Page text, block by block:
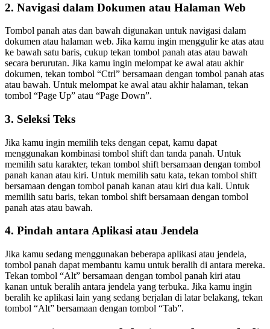
2. Navigasi dalam Dokumen atau Halaman Web
Tombol panah atas dan bawah digunakan untuk navigasi dalam
dokumen atau halaman web. Jika kamu ingin menggulir ke atas atau
ke bawah satu baris, cukup tekan tombol panah atas atau bawah
secara berurutan. Jika kamu ingin melompat ke awal atau akhir
dokumen, tekan tombol “Ctrl” bersamaan dengan tombol panah atas
atau bawah. Untuk melompat ke awal atau akhir halaman, tekan
tombol “Page Up” atau “Page Down”.
3. Seleksi Teks
Jika kamu ingin memilih teks dengan cepat, kamu dapat
menggunakan kombinasi tombol shift dan tanda panah. Untuk
memilih satu karakter, tekan tombol shift bersamaan dengan tombol
panah kanan atau kiri. Untuk memilih satu kata, tekan tombol shift
bersamaan dengan tombol panah kanan atau kiri dua kali. Untuk
memilih satu baris, tekan tombol shift bersamaan dengan tombol
panah atas atau bawah.
4. Pindah antara Aplikasi atau Jendela
Jika kamu sedang menggunakan beberapa aplikasi atau jendela,
tombol panah dapat membantu kamu untuk beralih di antara mereka.
Tekan tombol “Alt” bersamaan dengan tombol panah kiri atau
kanan untuk beralih antara jendela yang terbuka. Jika kamu ingin
beralih ke aplikasi lain yang sedang berjalan di latar belakang, tekan
tombol “Alt” bersamaan dengan tombol “Tab”.